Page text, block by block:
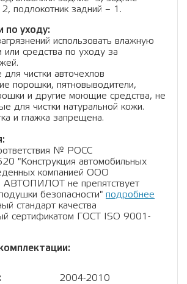
подлокотник задний – 1.
по уходу:
использовать влажную
или средства по уходу за
для чистки авточехлов
порошки, пятновыводители,
и другие моющие средства, не
для чистки натуральной кожи.
и глажка запрещена.
№ РОСС
"Конструкция автомобильных
компанией ООО
АВТОПИЛОТ не препятствует
безопасности" подробнее
стандарт качества
сертификатом ГОСТ ISO 9001-
2004-2010